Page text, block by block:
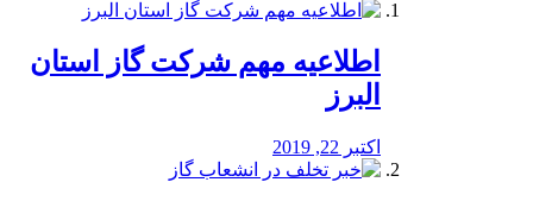
️اطلاعیه مهم شرکت گاز استان
البرز
اکتبر 22, 2019